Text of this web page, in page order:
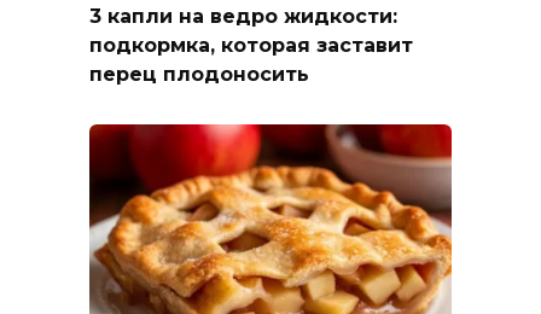
3 капли на ведро жидкости:
подкормка, которая заставит
перец плодоносить